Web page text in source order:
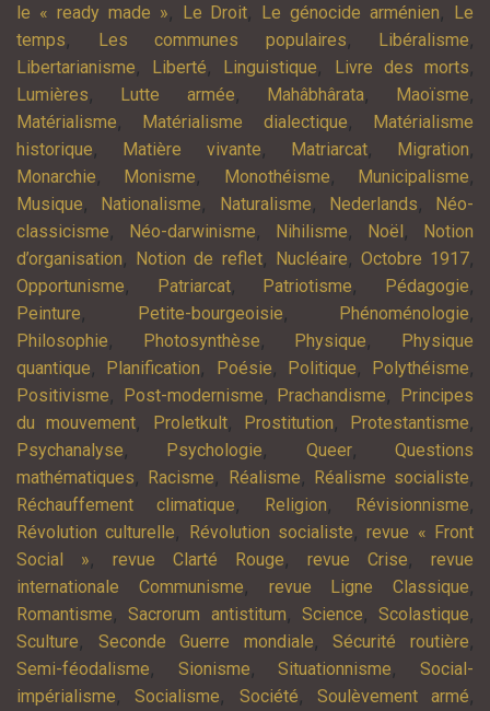
le « ready made », Le Droit, Le génocide arménien,
Le
temps, Les communes populaires, Libéralisme,
Libertarianisme, Liberté, Linguistique, Livre des morts,
Lumières, Lutte armée, Mahâbhârata, Maoïsme,
Matérialisme, Matérialisme dialectique,
Matérialisme
historique, Matière vivante, Matriarcat, Migration,
Monarchie, Monisme, Monothéisme, Municipalisme,
Musique, Nationalisme, Naturalisme, Nederlands,
Néo-
classicisme, Néo-darwinisme, Nihilisme, Noël ,
Notion
d’organisation, Notion de reflet, Nucléaire, Octobre 1917,
Opportunisme, Patriarcat, Patriotisme, Pédagogie,
Peinture, Petite-bourgeoisie, Phénoménologie,
Philosophie, Photosynthèse, Physique,
Physique
quantique, Planification, Poésie, Politique, Polythéisme,
Positivisme, Post-modernisme, Prachandisme,
Principes
du mouvement, Proletkult, Prostitution, Protestantisme,
Psychanalyse, Psychologie, Queer,Questions
mathématiques, Racisme, Réalisme, Réalisme socialiste,
Réchauffement climatique, Religion, Révisionnisme,
Révolution culturelle, Révolution socialiste,revue « Front
Social », revue Clarté Rouge, revue Crise, revue
internationale Communisme, revue Ligne Classique,
Romantisme,Sacrorum antistitum, Science, Scolastique,
Sculture, Seconde Guerre mondiale,Sécurité routière,
Semi-féodalisme, Sionisme,Situationnisme,Social-
impérialisme,Socialisme, Société, Soulèvement armé,